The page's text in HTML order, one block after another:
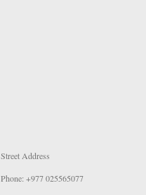
Street Address
Phone: +977 025565077